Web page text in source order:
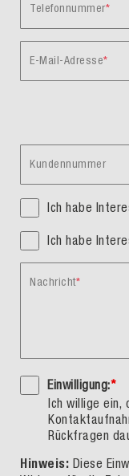
Telefonnummer
E-Mail-Adresse
Kundennummer
Ich habe
Ich habe
Nachricht
Einwilligung:*
Ich willige ein,
Rückfragen
Hinweis: Diese